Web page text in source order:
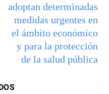
adoptan determinadas
medidas urgentes en
el ámbito económico
y para la protección
de la salud pública